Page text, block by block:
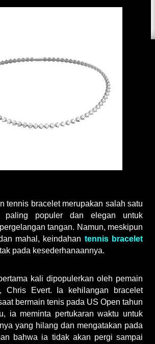
tennis bracelet merupakan salah satu
paling populer dan elegan untuk
tangan. Namun, meskipun
mahal, keindahan tennis bracelet
pada kesederhanaannya.
kali dipopulerkan oleh pemain
Chris Evert. Ia kehilangan bracelet
bermain tenis pada US Open tahun
ia meminta pertukaran waktu untuk
yang hilang dan mengatakan pada
bahwa ia tidak akan pergi sampai